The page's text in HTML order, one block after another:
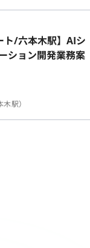
ト/六本木駅】AIシ
ション開発業務案
駅）